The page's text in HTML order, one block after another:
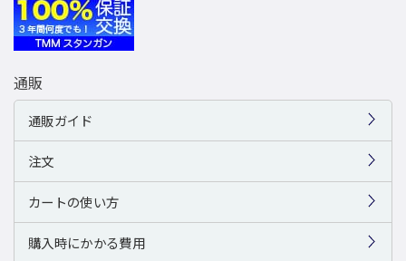
通販
通販ガイド
注文
カートの使い方
購入時にかかる費用